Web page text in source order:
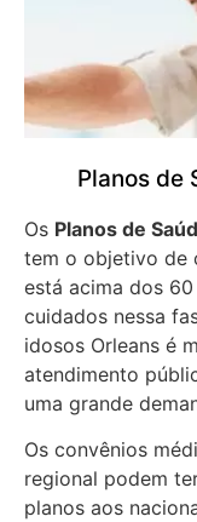
Planos de
Os Planos de
tem o objetivo de
está acima dos
cuidados nessa
idosos Orleans é
atendimento
uma grande
Os convênios
regional podem
planos aos